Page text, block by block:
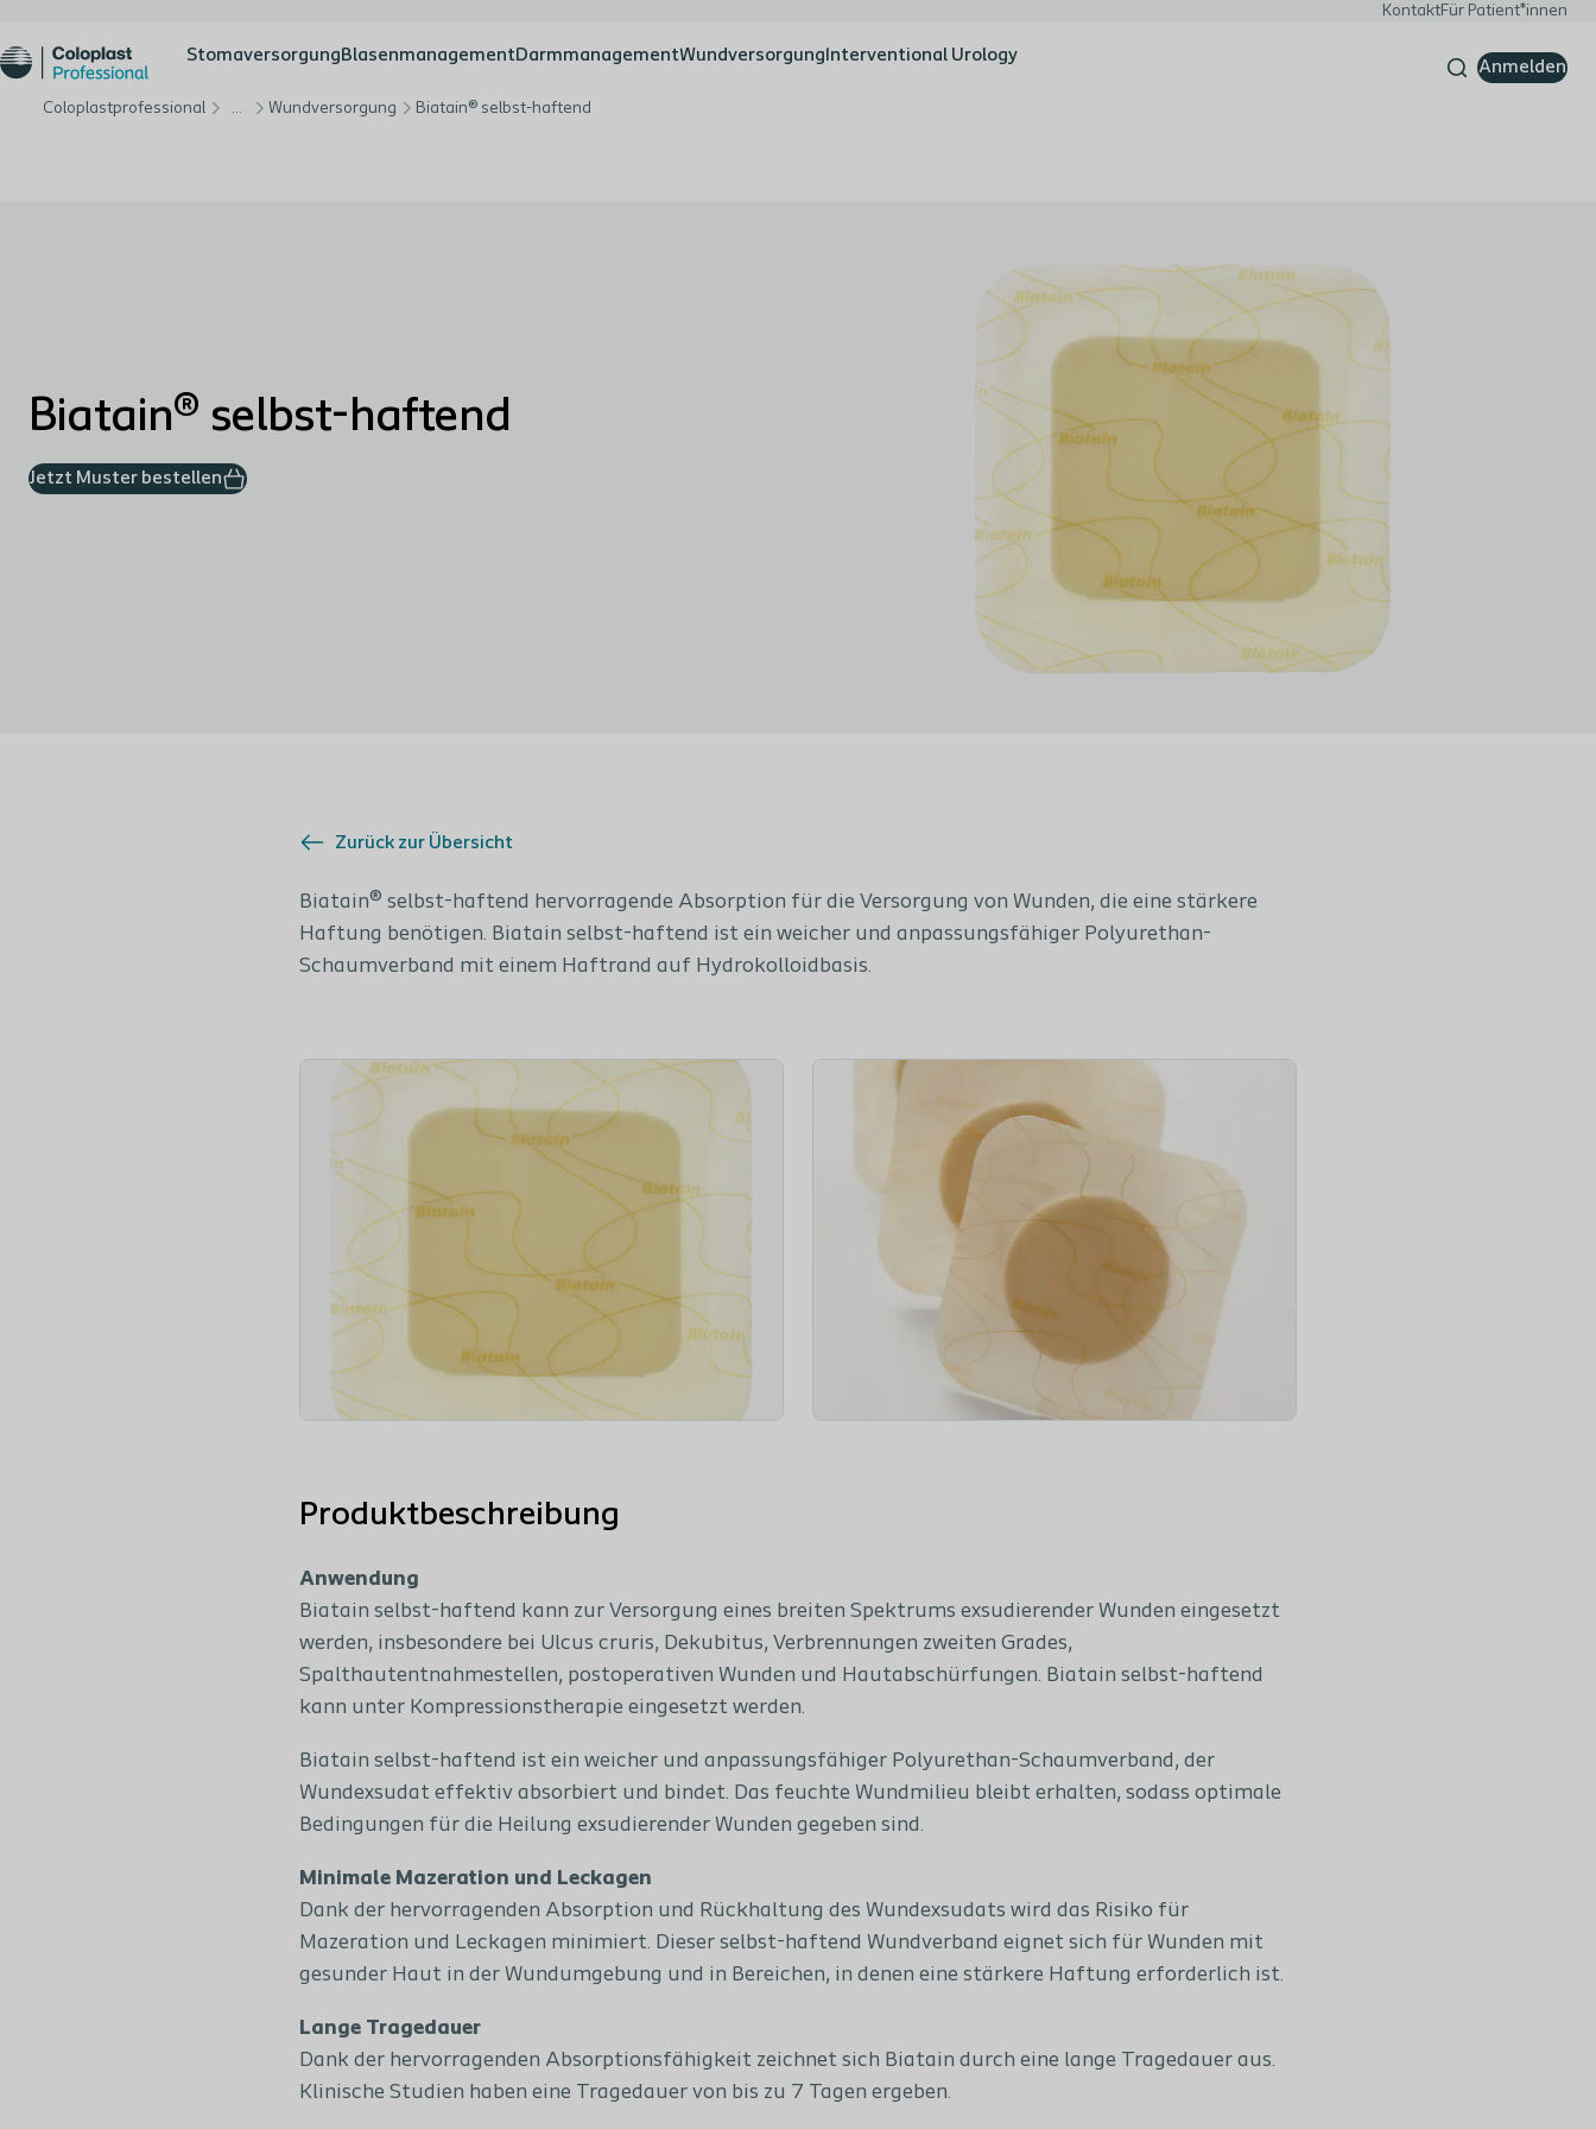
KontaktFür Patient*innen
StomaversorgungBlasenmanagementDarmmanagementWundversorgung Interventional Urology
Anmelden
Coloplastprofessional … Wundversorgung Biatain® selbst-haftend
Biatain® selbst-haftend
Jetzt Muster bestellen
Zurück zur Übersicht
Biatain® selbst-haftend hervorragende Absorption für die Versorgung von Wunden, die eine stärkere
Haftung benötigen. Biatain selbst-haftend ist ein weicher und anpassungsfähiger Polyurethan-
Schaumverband mit einem Haftrand auf Hydrokolloidbasis.
Produktbeschreibung
Anwendung
Biatain selbst-haftend kann zur Versorgung eines breiten Spektrums exsudierender Wunden eingesetzt
werden, insbesondere bei Ulcus cruris, Dekubitus, Verbrennungen zweiten Grades,
Spalthautentnahmestellen, postoperativen Wunden und Hautabschürfungen. Biatain selbst-haftend
kann unter Kompressionstherapie eingesetzt werden.
Biatain selbst-haftend ist ein weicher und anpassungsfähiger Polyurethan-Schaumverband, der
Wundexsudat effektiv absorbiert und bindet. Das feuchte Wundmilieu bleibt erhalten, sodass optimale
Bedingungen für die Heilung exsudierender Wunden gegeben sind.
Minimale Mazeration und Leckagen
Dank der hervorragenden Absorption und Rückhaltung des Wundexsudats wird das Risiko für
Mazeration und Leckagen minimiert. Dieser selbst-haftend Wundverband eignet sich für Wunden mit
gesunder Haut in der Wundumgebung und in Bereichen, in denen eine stärkere Haftung erforderlich ist.
Lange Tragedauer
Dank der hervorragenden Absorptionsfähigkeit zeichnet sich Biatain durch eine lange Tragedauer aus.
Klinische Studien haben eine Tragedauer von bis zu 7 Tagen ergeben.